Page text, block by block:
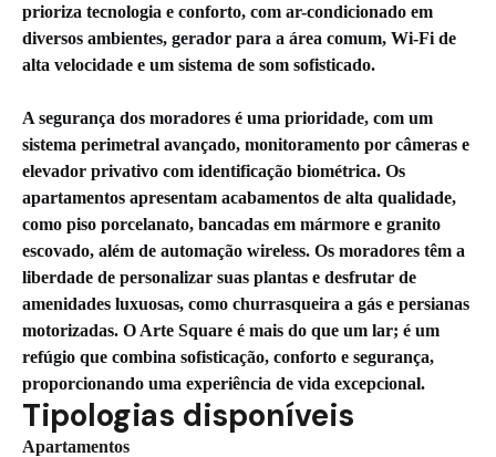
prioriza tecnologia e conforto, com ar-condicionado em
diversos ambientes, gerador para a área comum, Wi-Fi de
alta velocidade e um sistema de som sofisticado.
A segurança dos moradores é uma prioridade, com um
sistema perimetral avançado, monitoramento por câmeras e
elevador privativo com identificação biométrica. Os
apartamentos apresentam acabamentos de alta qualidade,
como piso porcelanato, bancadas em mármore e granito
escovado, além de automação wireless. Os moradores têm a
liberdade de personalizar suas plantas e desfrutar de
amenidades luxuosas, como churrasqueira a gás e persianas
motorizadas. O Arte Square é mais do que um lar; é um
refúgio que combina sofisticação, conforto e segurança,
proporcionando uma experiência de vida excepcional.
Tipologias disponíveis
Apartamentos